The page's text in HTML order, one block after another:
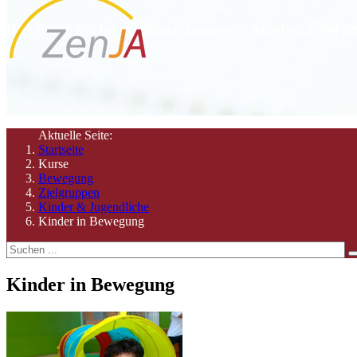
Hier finden Sie Informationen zu unseren Angeboten und
Aktuelle Seite:
Startseite
Kurse
Bewegung
Zielgruppen
Kinder & Jugendliche
Kinder in Bewegung
Kinder in Bewegung